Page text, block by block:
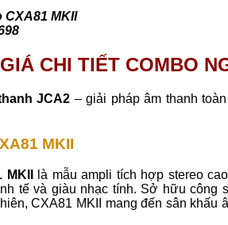
CXA81 MKII
CHI TIẾT COMBO
JCA2 – giải pháp âm thanh
MKII
là mẫu ampli tích hợp stereo
tế và giàu nhạc tính. Sở hữu công
CXA81 MKII mang đến sân